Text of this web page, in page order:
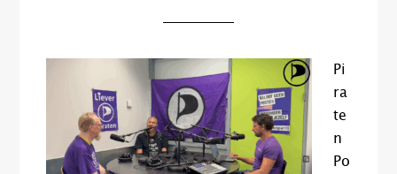
Pi
ra
te
n
Po